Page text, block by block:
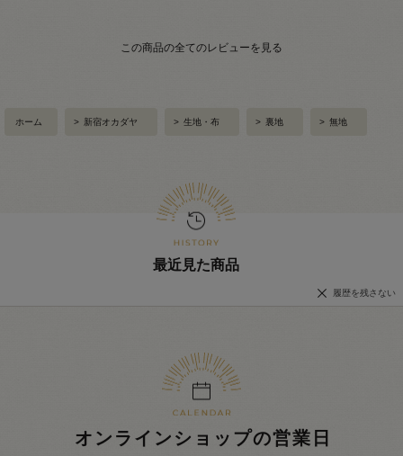
この商品の全てのレビューを見る
ホーム > 新宿オカダヤ > 生地・布 > 裏地 > 無地
最近見た商品
履歴を残さない
オンラインショップの営業日